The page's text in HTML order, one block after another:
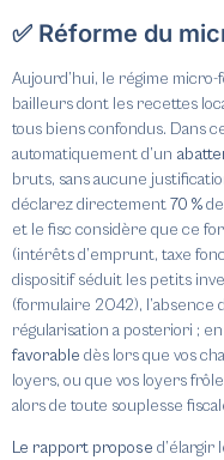
✅ Réforme du
Aujourd’hui, le régime
bailleurs dont les recettes
tous biens confondus. Dans
automatiquement d’un
bruts, sans aucune
déclarez directement70 %
et le fisc considère que ce
(intérêts d’emprunt, taxe
dispositif séduit les petits
(formulaire 2042), l’absence
régularisation a posteriori ;
favorable dès lors que vos
loyers, ou que vos loyers
alors de toute souplesse
Le rapport propose d’élargir